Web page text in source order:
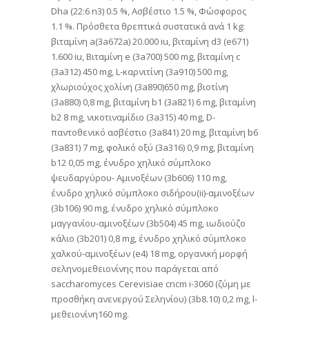
Dha (22:6 n3) 0.5 %, Ασβέστιο 1.5 %, Φώσφορος
1.1 %. Πρόσθετα θρεπτικά συστατικά ανά 1 kg:
βιταμίνη a(3a672a) 20.000 iu, βιταμίνη d3 (e671)
1.600 iu, Βιταμίνη e (3a700) 500 mg, βιταμίνη c
(3a312) 450 mg, L-καρνιτίνη (3a910) 500 mg,
χλωριούχος χολίνη (3a890)650 mg, βιοτίνη
(3a880) 0,8 mg, βιταμίνη b1 (3a821) 6 mg, βιταμίνη
b2 8 mg, νικοτιναμίδιο (3a315) 40 mg, D-
παντοθενικό ασβέστιο (3a841) 20 mg, βιταμίνη b6
(3a831) 7 mg, φολικό οξύ (3a316) 0,9 mg, βιταμίνη
b12 0,05 mg, ένυδρο χηλικό σύμπλοκο
ψευδαργύρου- Αμινοξέων (3b606) 110 mg,
ένυδρο χηλικό σύμπλοκο σιδήρου(ii)-αμινοξέων
(3b106) 90 mg, ένυδρο χηλικό σύμπλοκο
μαγγανίου-αμινοξέων (3b504) 45 mg, ιωδιούζο
κάλιο (3b201) 0,8 mg, ένυδρο χηλικό σύμπλοκο
χαλκού-αμινοξέων (e4) 18 mg, oργανική μορφή
σεληνομεθειονίνης που παράγεται από
saccharomyces Cerevisiae cncm i-3060 (ζύμη με
προσθήκη ανενεργού Σεληνίου) (3b8.10) 0,2 mg, l-
μεθειονίνη160 mg.